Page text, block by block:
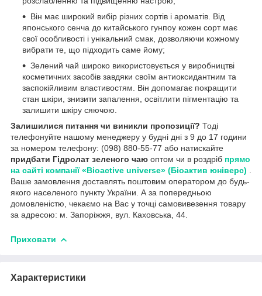
Він має широкий вибір різних сортів і ароматів. Від
японського сенча до китайського гунпоу кожен сорт має
свої особливості і унікальний смак, дозволяючи кожному
вибрати те, що підходить саме йому;
Зелений чай широко використовується у виробництві
косметичних засобів завдяки своїм антиоксидантним та
заспокійливим властивостям. Він допомагає покращити
стан шкіри, знизити запалення, освітлити пігментацію та
залишити шкіру сяючою.
Залишилися питання чи виникли пропозиції? Тоді
телефонуйте нашому менеджеру у будні дні з 9 до 17 години
за номером телефону: (098) 880-55-77 або натискайте
придбати Гідролат зеленого чаю оптом чи в роздріб прямо
на сайті компанії «Bioactive universe» (Біоактив юніверс)
Ваше замовлення доставлять поштовим оператором до будь-
якого населеного пункту України. А за попередньою
домовленістю, чекаємо на Вас у точці самовивезення товару
за адресою: м. Запоріжжя, вул. Каховська, 44.
Приховати
Характеристики